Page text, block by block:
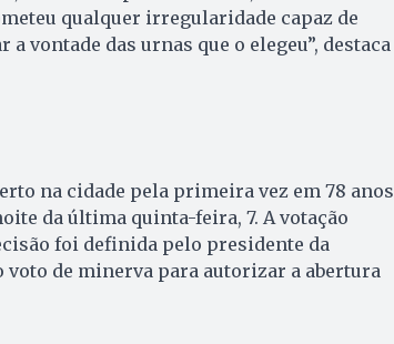
qualquer irregularidade capaz de
vontade das urnas que o elegeu”, destaca
na cidade pela primeira vez em 78 anos
da última quinta-feira, 7. A votação
foi definida pelo presidente da
voto de minerva para autorizar a abertura